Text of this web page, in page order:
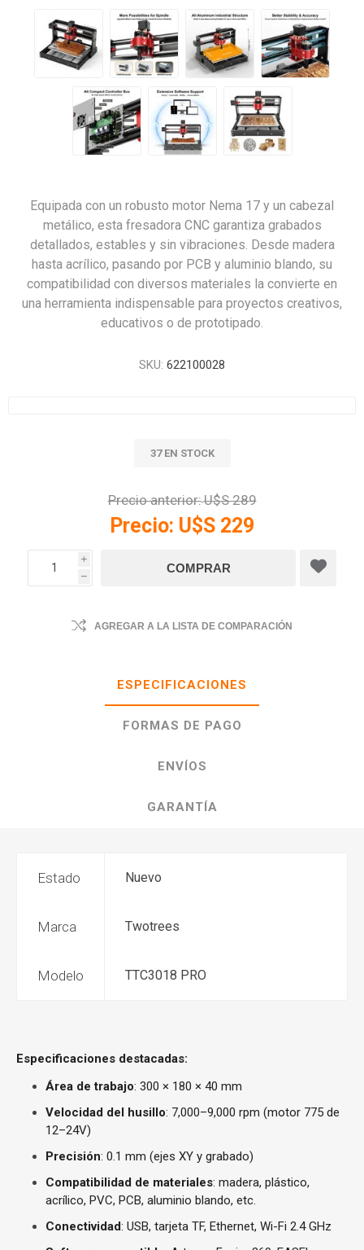
Equipada con un robusto motor Nema 17 y un cabezal
metálico, esta fresadora CNC garantiza grabados
detallados, estables y sin vibraciones. Desde madera
hasta acrílico, pasando por PCB y aluminio blando, su
compatibilidad con diversos materiales la convierte en
una herramienta indispensable para proyectos creativos,
educativos o de prototipado.
SKU: 622100028
37 EN STOCK
Precio anterior:U$S 289
Precio: U$S 229
i
h
AGREGAR A LA LISTA DE COMPARACIÓN
ESPECIFICACIONES
FORMAS DE PAGO
ENVÍOS
GARANTÍA
Estado Nuevo
Marca Twotrees
Modelo TTC3018 PRO
Especificaciones destacadas:
Área de trabajo: 300 × 180 × 40 mm
Velocidad del husillo: 7,000–9,000 rpm (motor 775 de
12–24V)
Precisión: 0.1 mm (ejes XY y grabado)
Compatibilidad de materiales: madera, plástico,
acrílico, PVC, PCB, aluminio blando, etc.
Conectividad: USB, tarjeta TF, Ethernet, Wi-Fi 2.4 GHz